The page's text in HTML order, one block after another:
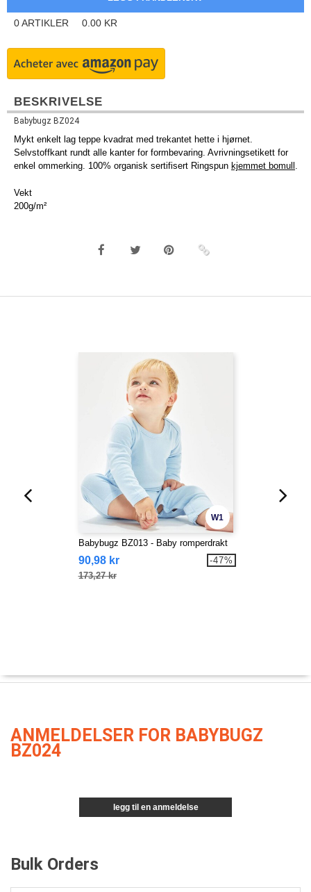
0ARTIKLER 0.00 KR
BESKRIVELSE
Babybugz BZ024
Mykt enkelt lag teppe kvadrat med trekantet hette i hjørnet.
Selvstoffkant rundt alle kanter for formbevaring. Avrivningsetikett for
enkel ommerking. 100% organisk sertifisert Ringspun kjemmet bomull .
Vekt
200g/m²
W1
Babybugz BZ013 - Baby romperdrakt
90,98 kr
173,27 kr
-47%
ANMELDELSER FOR BABYBUGZ
BZ024
legg til en anmeldelse
Bulk Orders